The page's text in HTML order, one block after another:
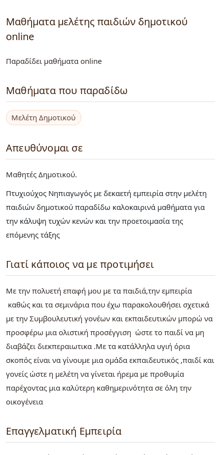
Μαθήματα μελέτης παιδιών δημοτικού
online
Παραδίδει μαθήματα online
Μαθήματα που παραδίδω
Μελέτη Δημοτικού
Απευθύνομαι σε
Μαθητές Δημοτικού
Πτυχιούχος Νηπιαγωγός με δεκαετή εμπειρία στην μελέτη
παιδιών δημοτικού παραδίδω καλοκαιρινά μαθήματα για
την κάλυψη τυχών κενών και την προετοιμασία της
επόμενης τάξης
Γιατί κάποιος να με προτιμήσει
Με την πολυετή επαφή μου με τα παιδιά,την εμπειρία
καθώς και τα σεμινάρια που έχω παρακολουθήσει σχετικά
με την Συμβουλευτική γονέων και εκπαιδευτικών μπορώ να
προσφέρω μια ολιστική προσέγγιση ώστε το παιδί να μη
διαβάζει διεκπεραιωτικα .Με τα κατάλληλα υγιή όρια
σκοπός είναι να γίνουμε μια ομάδα εκπαιδευτικός ,παιδί και
γονείς ώστε η μελέτη να γίνεται ήρεμα με προθυμία
παρέχοντας μια καλύτερη καθημερινότητα σε όλη την
οικογένεια
Επαγγελματική Εμπειρία